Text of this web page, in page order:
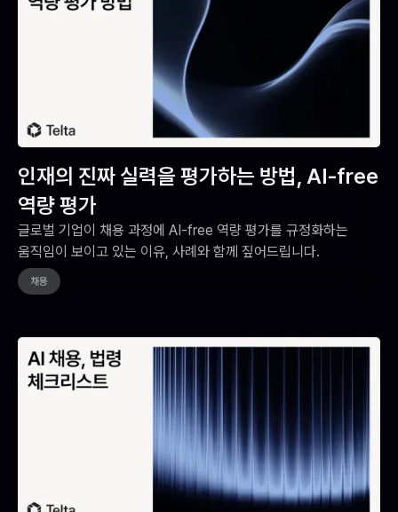
인재의 진짜 실력을 평가하는 방법, AI-free
역량 평가
글로벌 기업이 채용 과정에 AI-free 역량 평가를 규정화하는
움직임이 보이고 있는 이유, 사례와 함께 짚어드립니다.
채용